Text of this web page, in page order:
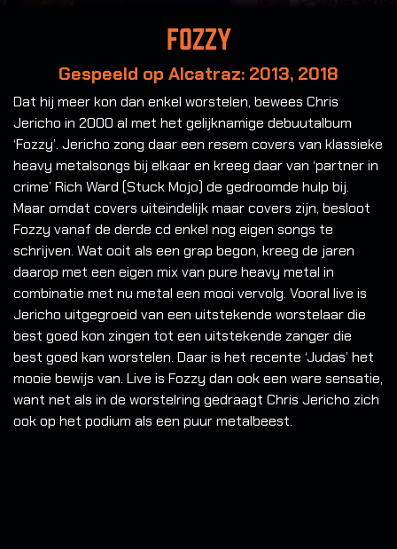
Fozzy
Gespeeld op Alcatraz: 2013, 2018
Dat hij meer kon dan enkel worstelen, bewees Chris
Jericho in 2000 al met het gelijknamige debuutalbum
‘Fozzy’. Jericho zong daar een resem covers van klassieke
heavy metalsongs bij elkaar en kreeg daar van ‘partner in
crime’ Rich Ward (Stuck Mojo) de gedroomde hulp bij.
Maar omdat covers uiteindelijk maar covers zijn, besloot
Fozzy vanaf de derde cd enkel nog eigen songs te
schrijven. Wat ooit als een grap begon, kreeg de jaren
daarop met een eigen mix van pure heavy metal in
combinatie met nu metal een mooi vervolg. Vooral live is
Jericho uitgegroeid van een uitstekende worstelaar die
best goed kon zingen tot een uitstekende zanger die
best goed kan worstelen. Daar is het recente ‘Judas’ het
mooie bewijs van. Live is Fozzy dan ook een ware sensatie,
want net als in de worstelring gedraagt Chris Jericho zich
ook op het podium als een puur metalbeest.